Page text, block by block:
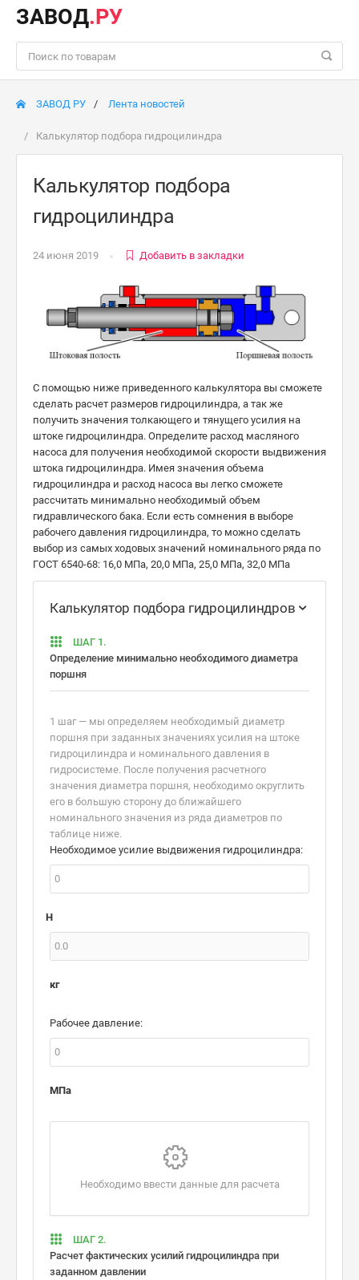
ЗАВОД.РУ
ЗАВОД РУ Лента новостей
Калькулятор подбора гидроцилиндра
Калькулятор подбора
гидроцилиндра
24 июня 2019 Добавить в закладки
С помощью ниже приведенного калькулятора вы сможете
сделать расчет размеров гидроцилиндра, а так же
получить значения толкающего и тянущего усилия на
штоке гидроцилиндра. Определите расход масляного
насоса для получения необходимой скорости выдвижения
штока гидроцилиндра. Имея значения объема
гидроцилиндра и расход насоса вы легко сможете
рассчитать минимально необходимый объем
гидравлического бака. Если есть сомнения в выборе
рабочего давления гидроцилиндра, то можно сделать
выбор из самых ходовых значений номинального ряда по
ГОСТ 6540-68: 16,0 МПа, 20,0 МПа, 25,0 МПа, 32,0 МПа
Калькулятор подбора гидроцилиндров
ШАГ 1.
Определение минимально необходимого диаметра
поршня
1 шаг — мы определяем необходимый диаметр
поршня при заданных значениях усилия на штоке
гидроцилиндра и номинального давления в
гидросистеме. После получения расчетного
значения диаметра поршня, необходимо округлить
его в большую сторону до ближайшего
номинального значения из ряда диаметров по
таблице ниже.
Необходимое усилие выдвижения гидроцилиндра:
H
кг
Рабочее давление:
МПа
Необходимо ввести данные для расчета
ШАГ 2.
Расчет фактических усилий гидроцилиндра при
заданном давлении